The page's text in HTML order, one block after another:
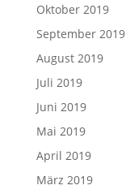
Oktober 2019
September 2019
August 2019
Juli 2019
Juni 2019
Mai 2019
April 2019
März 2019